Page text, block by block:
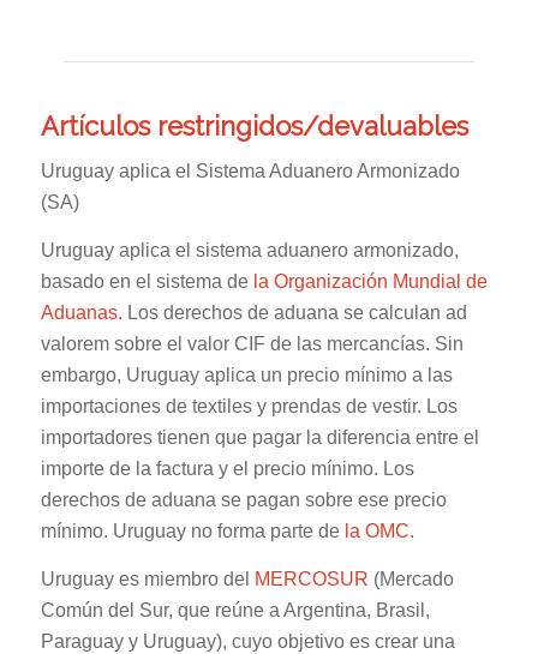
Artículos restringidos/devaluables
Uruguay aplica el Sistema Aduanero Armonizado
(SA)
Uruguay aplica el sistema aduanero armonizado,
basado en el sistema de la Organización Mundial de
Aduanas. Los derechos de aduana se calculan ad
valorem sobre el valor CIF de las mercancías. Sin
embargo, Uruguay aplica un precio mínimo a las
importaciones de textiles y prendas de vestir. Los
importadores tienen que pagar la diferencia entre el
importe de la factura y el precio mínimo. Los
derechos de aduana se pagan sobre ese precio
mínimo. Uruguay no forma parte de la OMC.
Uruguay es miembro del MERCOSUR (Mercado
Común del Sur, que reúne a Argentina, Brasil,
Paraguay y Uruguay), cuyo objetivo es crear una